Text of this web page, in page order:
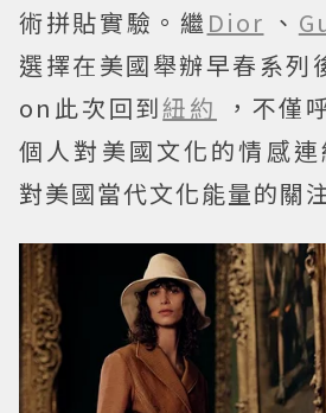
術拼貼實驗。繼 Dior 、
選擇在美國舉辦早春系
on此次回到紐約
，不僅
個人對美國文化的情感
對美國當代文化能量的關